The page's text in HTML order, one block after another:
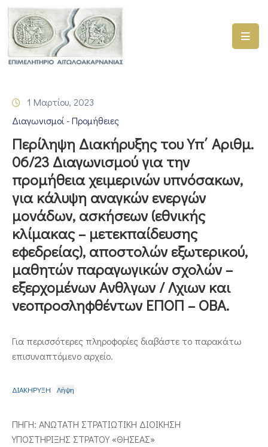
ΑΡΧΙΚΗ
ΓΕΜΗ
–
ΠΡΟΓΡΑΜΜΑΤΑ
ΕΠΙΜΕΛΗΤΗΡΙΟΥ
ΣΥΜΜΕΤΟΧΗ
ΣΕ
ΕΤΑΙΡΕΙΕΣ
ΕΠΙΚΑΙΡΟΤΗΤΑ
ΕΠΙΚΟΙΝΩΝΙΑ
1 Μαρτίου, 2023
Διαγωνισμοί - Προμήθειες
Περίληψη Διακήρυξης του Υπ΄ Αριθμ.
06/23 Διαγωνισμού για την
προμήθεια χειμερινών υπνόσακων,
για κάλυψη αναγκών ενεργών
μονάδων, ασκήσεων (εθνικής
κλίμακας – μετεκπαίδευσης
εφεδρείας), αποστολών εξωτερικού,
μαθητών παραγωγικών σχολών –
εξερχομένων Ανθλγων / Λχιων και
νεοπροσληφθέντων ΕΠΟΠ – ΟΒΑ.
Για περισσότερες πληροφορίες διαβάστε το παρακάτω
επισυναπτόμενο αρχείο.
ΔΙΑΚΗΡΥΞΗ Λήψη
ΠΗΓΗ: ΑΝΩΤΑΤΗ ΣΤΡΑΤΙΩΤΙΚΗ ΔΙΟΙΚΗΣΗ
ΥΠΟΣΤΗΡΙΞΗΣ ΣΤΡΑΤΟΥ «ΘΗΣΕΑΣ»